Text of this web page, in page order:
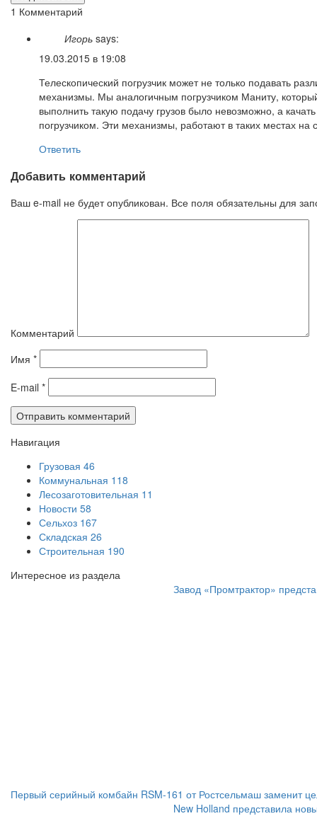
1 Комментарий
Игорь says:
19.03.2015 в 19:08
Телескопический погрузчик может не только подавать
механизмы. Мы аналогичным погрузчиком Маниту,
выполнить такую подачу грузов было невозможно, а
погрузчиком. Эти механизмы, работают в таких местах на
Ответить
Добавить комментарий
Ваш e-mail не будет опубликован. Все поля обязательны для
Комментарий
Имя *
E-mail *
Навигация
Грузовая 46
Коммунальная 118
Лесозаготовительная 11
Новости 58
Сельхоз 167
Складская 26
Строительная 190
Интересное из раздела
Завод «Промтрактор»
Первый серийный комбайн RSM-161 от Ростсельмаш заменит
New Holland представила